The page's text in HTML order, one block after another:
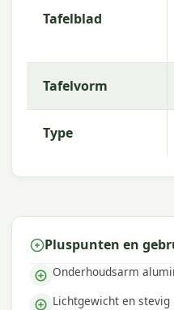
Waarom Garden
MetGarden
materialen, stijlvol
prijs-
Tafelblad
Tafelvorm
Type
Pluspunten en
Onderhoudsarm
Lichtgewicht en stevig